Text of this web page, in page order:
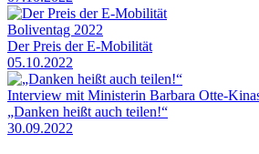
Boliventag 2022
Der Preis der E-Mobilität
05.10.2022
Interview mit Ministerin Barbara Otte-
„Danken heißt auch teilen!“
30.09.2022